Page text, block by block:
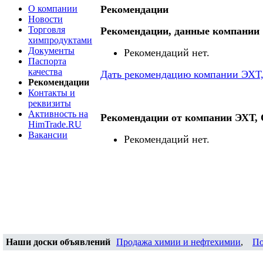
О компании
Новости
Торговля
химпродуктами
Документы
Паспорта
качества
Рекомендации
Контакты и
реквизиты
Активность на
HimTrade.RU
Вакансии
Рекомендации
Рекомендации, данные
Рекомендаций нет.
Дать рекомендацию компании
Рекомендации от компании
Рекомендаций нет.
Наши доски объявлений Продажа химии и нефтехимии,